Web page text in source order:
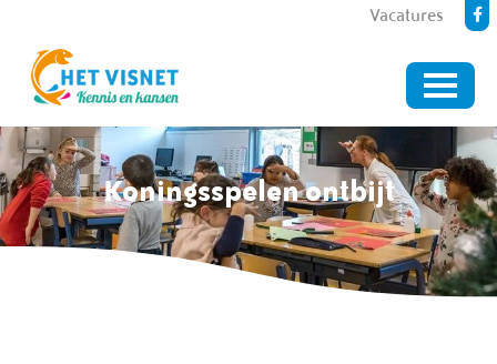
Vacatures
Koningsspelen ontbijt